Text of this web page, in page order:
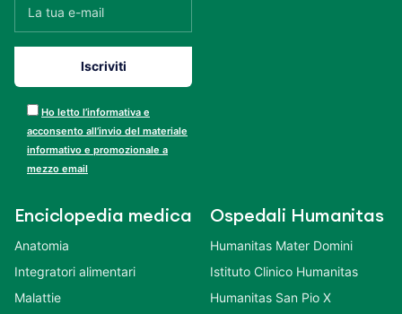
Ho letto l’informativa e
acconsento all’invio del materiale
informativo e promozionale a
mezzo email
Enciclopedia medica
Anatomia
Integratori alimentari
Malattie
Ospedali Humanitas
Humanitas Mater Domini
Istituto Clinico Humanitas
Humanitas San Pio X